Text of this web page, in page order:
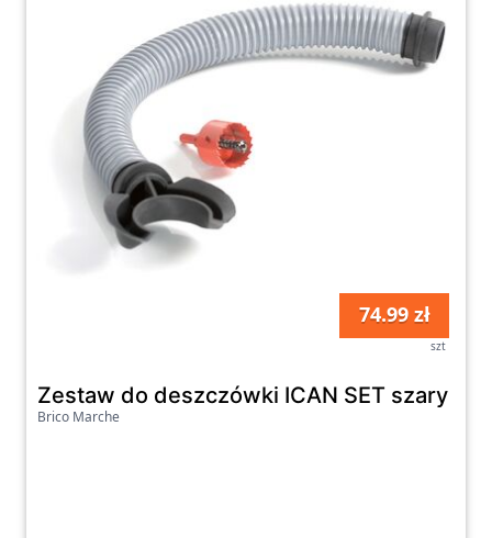
74.99 zł
szt
Zestaw do deszczówki ICAN SET szary
Brico Marche